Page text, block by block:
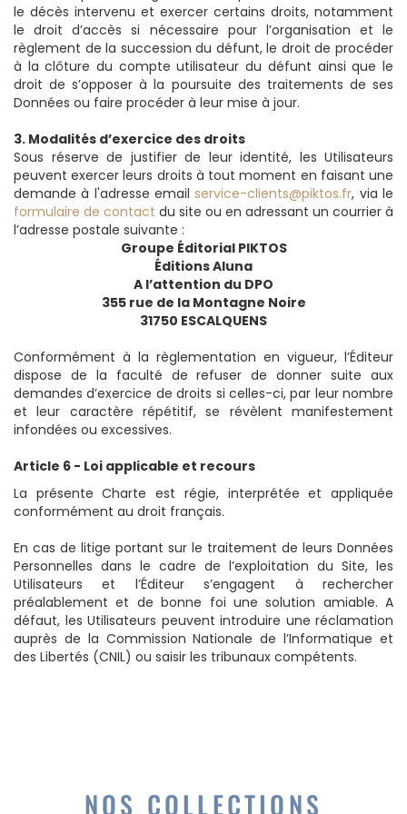
le décès intervenu et exercer certains droits, notamment
le droit d’accès si nécessaire pour l’organisation et le
règlement de la succession du défunt, le droit de procéder
à la clôture du compte utilisateur du défunt ainsi que le
droit de s’opposer à la poursuite des traitements de ses
Données ou faire procéder à leur mise à jour.
3. Modalités d’exercice des droits
Sous réserve de justifier de leur identité, les Utilisateurs
peuvent exercer leurs droits à tout moment en faisant une
demande à l'adresse emailservice-clients@piktos.fr, via le
formulaire de contact du site ou en adressant un courrier à
l’adresse postale suivante :
Groupe Éditorial PIKTOS
Éditions Aluna
A l’attention du DPO
355 rue de la Montagne Noire
31750 ESCALQUENS
Conformément à la règlementation en vigueur, l’Éditeur
dispose de la faculté de refuser de donner suite aux
demandes d’exercice de droits si celles-ci, par leur nombre
et leur caractère répétitif, se révèlent manifestement
infondées ou excessives.
Article 6 - Loi applicable et recours
La présente Charte est régie, interprétée et appliquée
conformément au droit français.
En cas de litige portant sur le traitement de leurs Données
Personnelles dans le cadre de l’exploitation du Site, les
Utilisateurs et l’Éditeur s’engagent à rechercher
préalablement et de bonne foi une solution amiable. A
défaut, les Utilisateurs peuvent introduire une réclamation
auprès de la Commission Nationale de l’Informatique et
des Libertés (CNIL) ou saisir les tribunaux compétents.
NOS COLLECTIONS